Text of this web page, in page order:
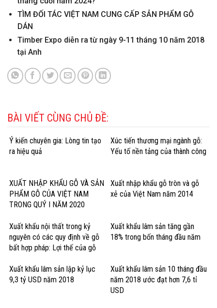
TÌM ĐỐI TÁC VIỆT NAM CUNG CẤP SẢN PHẨM GỖ
DÁN
Timber Expo diễn ra từ ngày 9-11 tháng 10 năm 2018
tại Anh
BÀI VIẾT CÙNG CHỦ ĐỀ:
Ý kiến chuyên gia: Lòng tin tạo
ra hiệu quả
Xúc tiến thương mại ngành gỗ:
Yếu tố nền tảng của thành công
XUẤT NHẬP KHẨU GỖ VÀ SẢN
PHẨM GỖ CỦA VIỆT NAM
TRONG QUÝ I NĂM 2020
Xuất nhập khẩu gỗ tròn và gỗ
xẻ của Việt Nam năm 2014
Xuất khẩu nội thất trong kỷ
nguyên có các quy định về gỗ
bất hợp pháp: Lợi thế của gỗ
Xuất khẩu lâm sản tăng gần
18% trong bốn tháng đầu năm
Xuất khẩu lâm sản lập kỷ lục
9,3 tỷ USD năm 2018
Xuất khẩu lâm sản 10 tháng đầu
năm 2018 ước đạt hơn 7,6 tỉ
USD